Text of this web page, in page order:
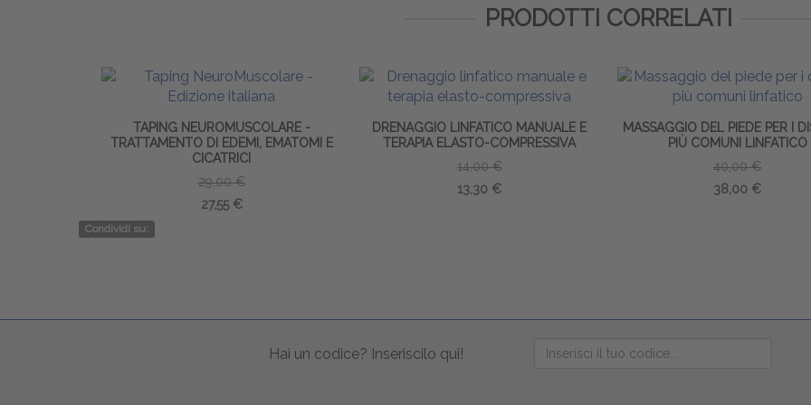
PRODOTTI CORRELATI
TAPING NEUROMUSCOLARE -
TRATTAMENTO DI EDEMI, EMATOMI E
CICATRICI
29,00 €
27,55 €
DRENAGGIO LINFATICO MANUALE E
TERAPIA ELASTO-COMPRESSIVA
14,00 €
13,30 €
MASSAGGIO DEL PIEDE PER I
PIÙ COMUNI LINFATICO
40,00 €
38,00 €
Condividi su:
Hai un codice? Inseriscilo qui!